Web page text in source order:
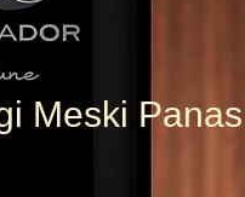
Meski